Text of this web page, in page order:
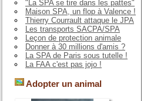
"La SPA se tire dans les pattes"
Maison SPA, un flop à Valence !
Thierry Courrault attaque le JPA
Les transports SACPA/SPA
Leçon de protection animale
Donner à 30 millions d'amis ?
La SPA de Paris sous tutelle !
La FAA c'est pas jojo !
Adopter un animal